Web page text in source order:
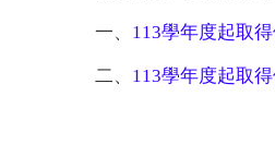
一、 113學年度起取
二、 113學年度起取